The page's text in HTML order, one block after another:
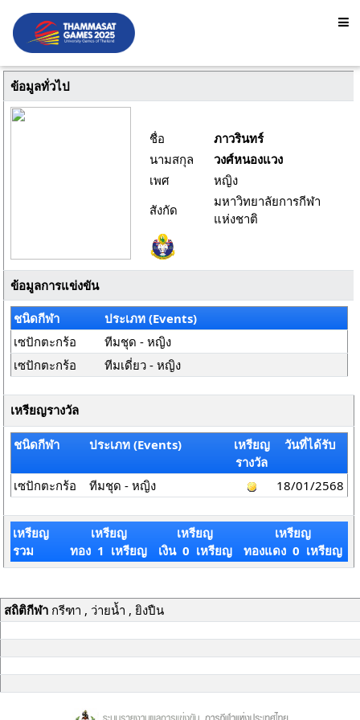
ข้อมูลทั่วไป
ชื่อ
ภาวรินทร์
นามสกุล
วงศ์หนองแวง
เพศ
หญิง
สังกัด
มหาวิทยาลัยการกีฬา
แห่งชาติ
ข้อมูลการแข่งขัน
ชนิดกีฬา
ประเภท (Events)
เซปักตะกร้อ
ทีมชุด - หญิง
เซปักตะกร้อ
ทีมเดี่ยว - หญิง
เหรียญรางวัล
ชนิดกีฬา ประเภท (Events)
เหรียญ
รางวัล
วันที่ได้รับ
เซปักตะกร้อ ทีมชุด - หญิง 18/01/2568
เหรียญ
รวม
เหรียญ
ทอง 1 เหรียญ
เหรียญ
เงิน 0 เหรียญ
เหรียญ
ทองแดง 0 เหรียญ
สถิติกีฬากรีฑา , ว่ายน้ำ , ยิงปืน